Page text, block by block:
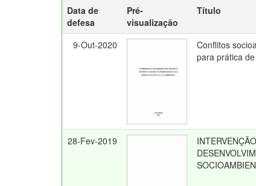
Data de
defesa
Pré-
visualização
Título
9-Out-2020
Conflitos
para prática
28-Fev-2019